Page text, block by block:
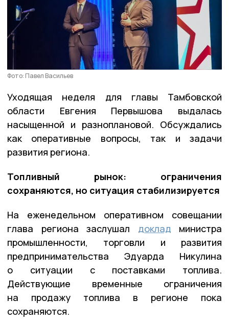
Фото: Павел Васильев
Уходящая неделя для главы Тамбовской
области Евгения Первышова выдалась
насыщенной и разноплановой. Обсуждались
как оперативные вопросы, так и задачи
развития региона.
Топливный рынок: ограничения
сохраняются, но ситуация стабилизируется
На еженедельном оперативном совещании
глава региона заслушал доклад министра
промышленности, торговли и развития
предпринимательства Эдуарда Никулина
о ситуации с поставками топлива.
Действующие временные ограничения
на продажу топлива в регионе пока
сохраняются.